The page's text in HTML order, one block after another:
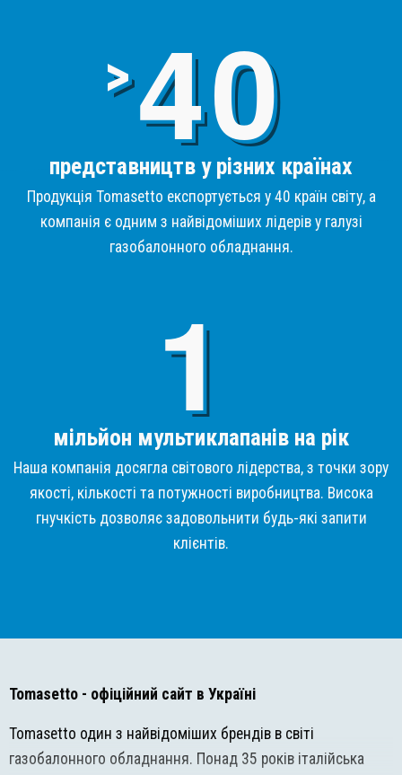
>4
представництв у різних країнах
Продукція Tomasetto експортується у 40 країн світу, а
компанія є одним з найвідоміших лідерів у галузі
газобалонного обладнання.
мільйон мультиклапанів на рік
Наша компанія досягла світового лідерства, з точки зору
якості, кількості та потужності виробництва. Висока
гнучкість дозволяє задовольнити будь-які запити
клієнтів.
Tomasetto - офіційний сайт в Україні
Tomasetto один з найвідоміших брендів в світі
газобалонного обладнання. Понад 35 років італійська